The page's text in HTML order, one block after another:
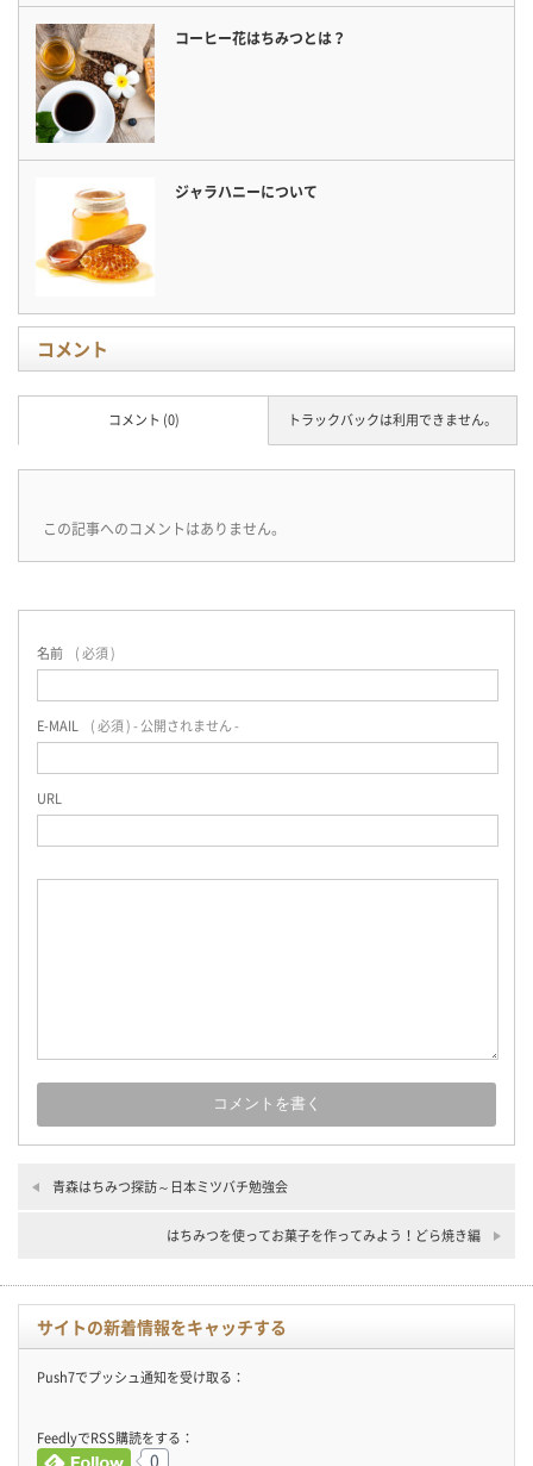
コーヒー花はちみつとは？
ジャラハニーについて
コメント
トラックバックは利用できません。
コメント (0)
この記事へのコメントはありません。
名前 ( 必須 )
E-MAIL ( 必須 ) - 公開されません -
URL
青森はちみつ探訪～日本ミツバチ勉強会
はちみつを使ってお菓子を作ってみよう！どら焼き編
サイトの新着情報をキャッチする
Push7でプッシュ通知を受け取る：
FeedlyでRSS購読をする：
0